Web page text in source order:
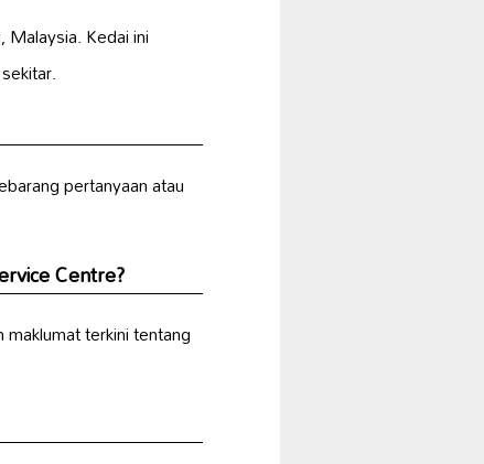
Kedai ini
pertanyaan atau
Centre?
terkini tentang